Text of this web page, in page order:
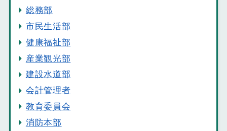
総務部
市民生活部
健康福祉部
産業観光部
建設水道部
会計管理者
教育委員会
消防本部